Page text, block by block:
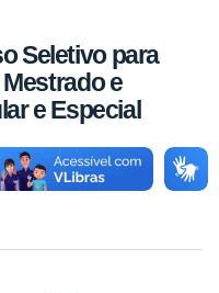
Seletivo para
e
e Especial